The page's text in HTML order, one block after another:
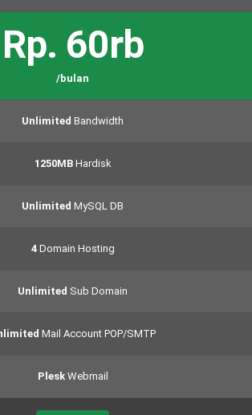
Rp. 60rb
/bulan
Unlimited Bandwidth
1250MBHardisk
Unlimited MySQL DB
4Domain Hosting
Unlimited Sub Domain
Mail Account POP/SMTP
PleskWebmail